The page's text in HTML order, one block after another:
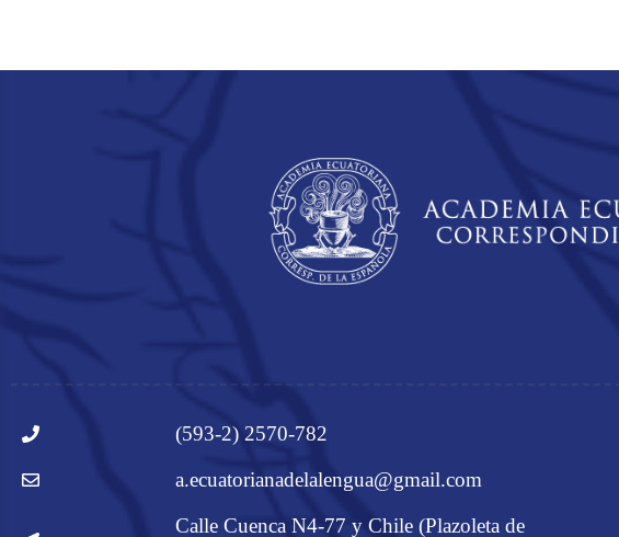
(593-2) 2570-782
a.ecuatorianadelalengua@gmail.com
Calle Cuenca N4-77 y Chile (Plazoleta de